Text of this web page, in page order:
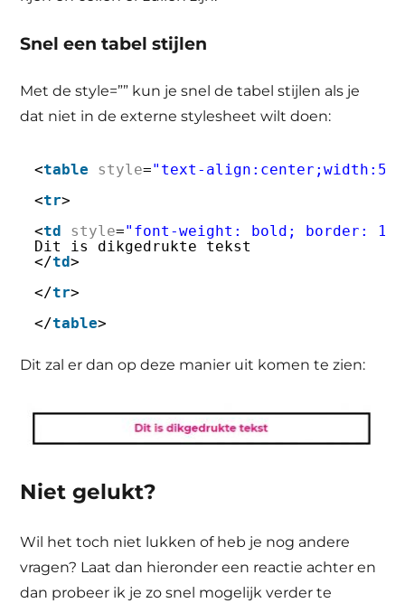
Snel een tabel stijlen
Met de style=”” kun je snel de tabel stijlen als je
dat niet in de externe stylesheet wilt doen:
<table style="text-
<tr>
<td style="font-weight: bold; border:
Dit is dikgedrukte tekst
</td>
</tr>
</table>
Dit zal er dan op deze manier uit komen te zien:
Niet gelukt?
Wil het toch niet lukken of heb je nog andere
vragen? Laat dan hieronder een reactie achter en
dan probeer ik je zo snel mogelijk verder te